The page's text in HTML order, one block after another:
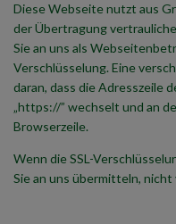
Diese Webseite nutzt aus
der Übertragung
Sie an uns als
Verschlüsselung. Eine
daran, dass die Adresszeile
„https://” wechselt und an
Browserzeile.
Wenn die SSL-
Sie an uns übermitteln,